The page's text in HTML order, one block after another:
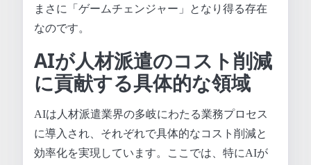
まさに「ゲームチェンジャー」となり得る存在
なのです。
AIが人材派遣のコスト削減
に貢献する具体的な領域
AIは人材派遣業界の多岐にわたる業務プロセス
に導入され、それぞれで具体的なコスト削減と
効率化を実現しています。ここでは、特にAIが